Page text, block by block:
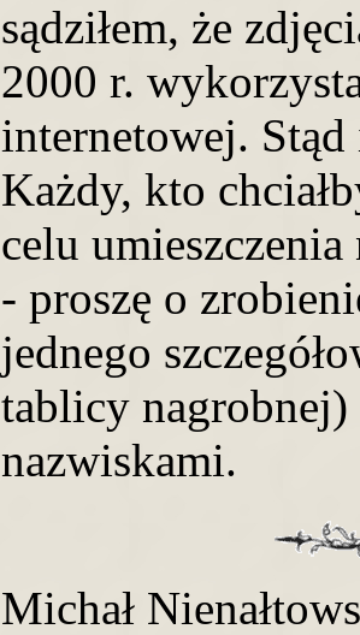
sądziłem, że
2000 r.
internetowej.
Każdy, kto
celu
- proszę o
jednego
tablicy
nazwiskami.
Michał